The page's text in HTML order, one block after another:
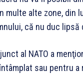
multe alte zone, din
că nu duc lipsă
al NATO a
sau pentru